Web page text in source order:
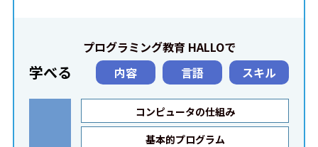
プログラミング教育 HALLOで
学べる 内容 言語 スキル
コンピュータの仕組み
基本的プログラム